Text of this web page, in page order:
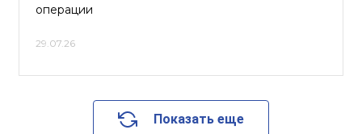
операции
29.07.26
Показать еще